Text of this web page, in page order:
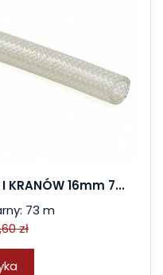
KRANÓW 16mm 7...
73 m
zł